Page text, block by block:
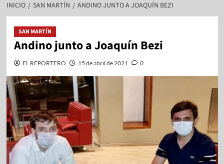
INICIO SAN MARTÍN ANDINO JUNTO A JOAQUÍN BEZI
SAN MARTÍN
Andino junto a Joaquín Bezi
EL REPORTERO 15 de abril de 2021 0